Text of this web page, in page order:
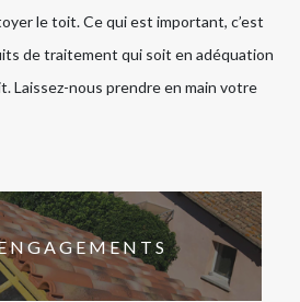
le toit. Ce qui est important, c’est
de traitement qui soit en adéquation
Laissez-nous prendre en main votre